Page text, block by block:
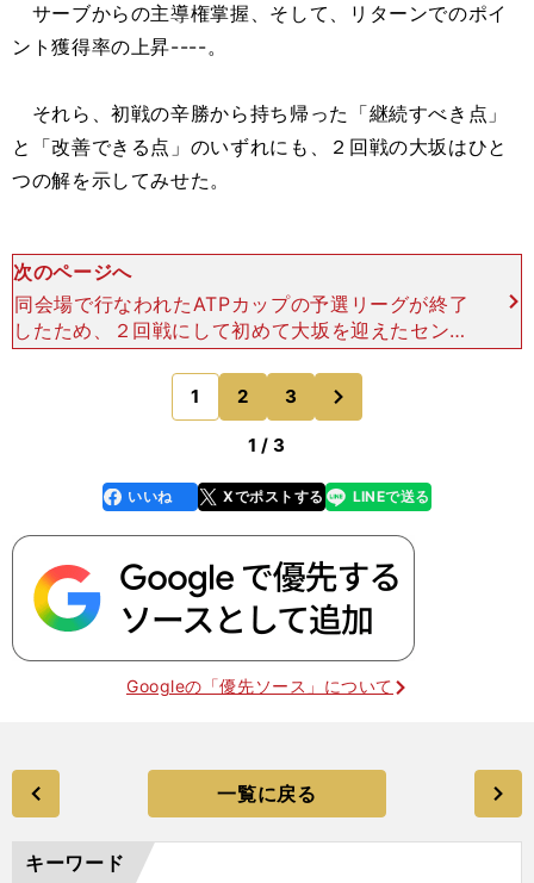
サーブからの主導権掌握、そして、リターンでのポイ
ント獲得率の上昇----。
それら、初戦の辛勝から持ち帰った「継続すべき点」
と「改善できる点」のいずれにも、２回戦の大坂はひと
つの解を示してみせた。
次のページへ
同会場で行なわれたATPカップの予選リーグが終了
したため、２回戦にして初めて大坂を迎えたセンタ
ーコートは、ほぼ満席のファンで埋め尽くされてい
た。世界４位の大坂が対戦するのは、14位のソフ
ィア・ケニン（
1 2 3
1 / 3
faceboo
k
いいね Xでポストする
line LINEで送る
Googleの「優先ソース」について
一覧に戻る
キーワード